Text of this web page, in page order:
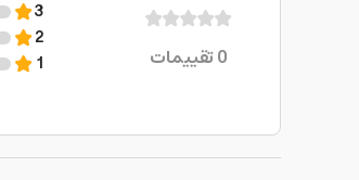
0تقييمات
3
2
1